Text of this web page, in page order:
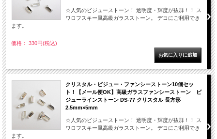
☆人気のビジューストーン！ 透明度・輝度が抜群！！ ス
ワロフスキー風高級ガラスストーン。 デコにご利用でき
ます。
価格： 330円(税込)
クリスタル・ビジュー・ファンシーストーン10個セッ
ト！【メール便OK】高級ガラスファンシーストーン ビ
ジューラインストーン DS-77 クリスタル 長方形
2.5mm×5mm
☆人気のビジューストーン！ 透明度・輝度が抜群！！ ス
ワロフスキー風高級ガラスストーン。 デコにご利用でき
ます。